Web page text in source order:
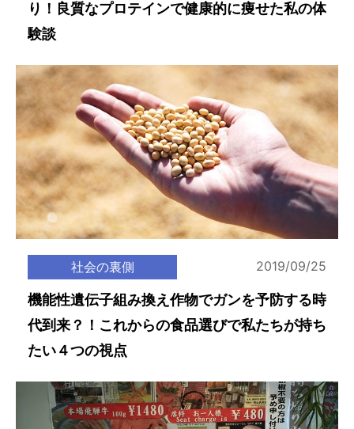
り！良質なプロテインで健康的に痩せた私の体
験談
社会の裏側 2019/09/25
機能性遺伝子組み換え作物でガンを予防する時
代到来？！これからの食品選びで私たちが持ち
たい４つの視点